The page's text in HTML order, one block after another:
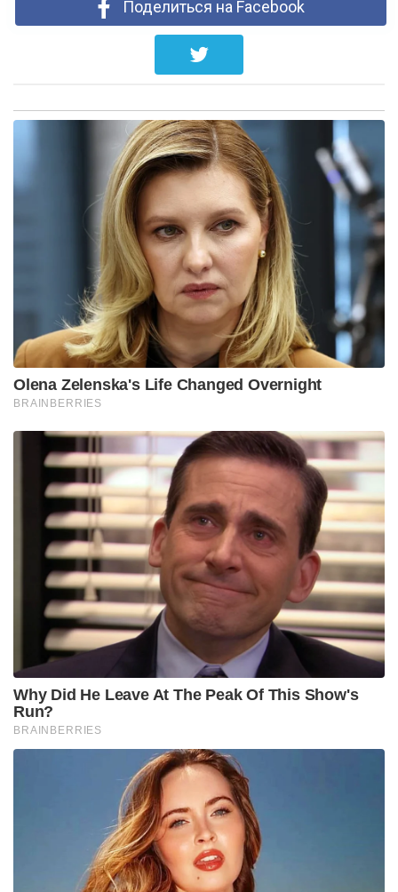
Поделиться на Facebook